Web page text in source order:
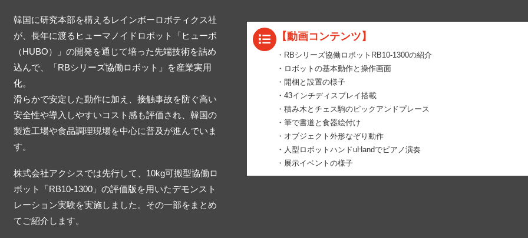
韓国に研究本部を構えるレインボーロボティクス社
が、長年に渡るヒューマノイドロボット「ヒューボ
（HUBO）」の開発を通じて培った先端技術を詰め
込んで、「RBシリーズ協働ロボット」を産業実用
化。
滑らかで安定した動作に加え、接触事故を防ぐ高い
安全性や導入しやすいコスト感も評価され、韓国の
製造工場や食品調理現場を中心に普及が進んでいま
す。
株式会社アクシスでは先行して、10kg可搬型協働ロ
ボット「RB10-1300」の評価版を用いたデモンスト
レーション実験を実施しました。その一部をまとめ
てご紹介します。
【動画コンテンツ】
・RBシリーズ協働ロボットRB10-1300の紹介
・ロボットの基本動作と操作画面
・開梱と設置の様子
・43インチディスプレイ搭載
・積み木とチェス駒のピックアンドプレース
・筆で書道と食器絵付け
・オブジェクト外形なぞり動作
・人型ロボットハンドuHandでピアノ演奏
・展示イベントの様子